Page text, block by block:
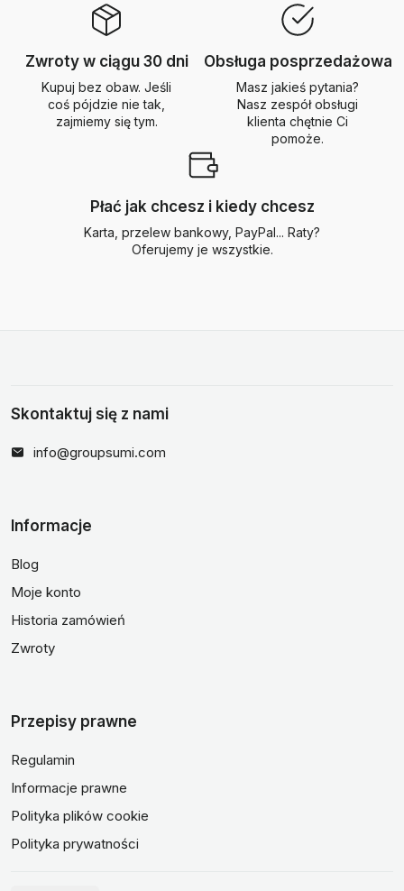
Zwroty w ciągu 30 dni
Kupuj bez obaw. Jeśli
coś pójdzie nie tak,
zajmiemy się tym.
Obsługa posprzedażowa
Masz jakieś pytania?
Nasz zespół obsługi
klienta chętnie Ci
pomoże.
Płać jak chcesz i kiedy chcesz
Karta, przelew bankowy, PayPal... Raty?
Oferujemy je wszystkie.
Skontaktuj się z nami
info@groupsumi.com
Informacje
Blog
Moje konto
Historia zamówień
Zwroty
Przepisy prawne
Regulamin
Informacje prawne
Polityka plików cookie
Polityka prywatności